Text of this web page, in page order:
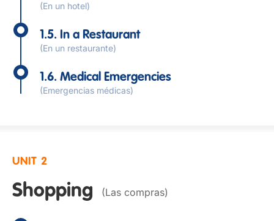
(En un hotel)
1.5. In a Restaurant
(En un restaurante)
1.6. Medical Emergencies
(Emergencias médicas)
UNIT 2
Shopping (Las compras)